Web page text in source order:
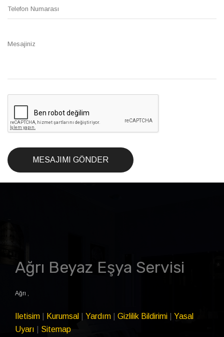
MESAJIMI GÖNDER
Ağrı Beyaz Eşya Servisi
Ağrı ,
Iletisim Kurumsal Yardım Gizlilik Bildirimi
Yasal
Uyarı
Sitemap